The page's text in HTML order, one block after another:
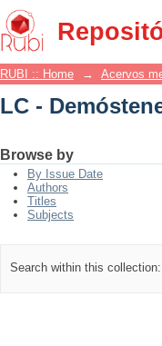
LC -
RUBI :: Home → Acervos
LC -
Browse by
By Issue Date
Authors
Titles
Subjects
Search within this collection: